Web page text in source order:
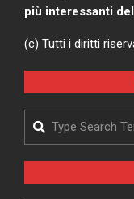
più interessanti
(c) Tutti i diritti
Search